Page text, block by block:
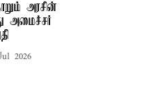
அரசின்
அமைச்சர்
2026